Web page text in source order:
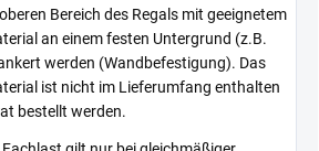
Bereich des Regals mit geeignetem
an einem festen Untergrund (z.B.
werden (Wandbefestigung). Das
ist nicht im Lieferumfang enthalten
bestellt werden.